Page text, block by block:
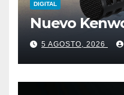
DIGITAL
Nuevo
5 AGOSTO, 2026